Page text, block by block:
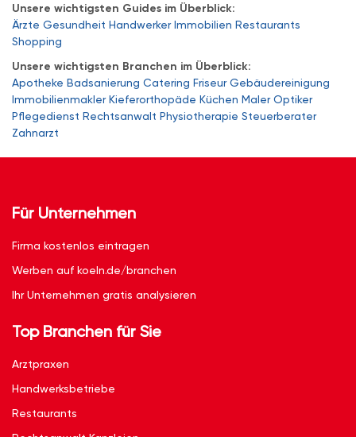
Unsere wichtigsten Guides im Überblick:
Ärzte Gesundheit Handwerker Immobilien Restaurants
Shopping
Unsere wichtigsten Branchen im Überblick:
Apotheke Badsanierung Catering Friseur Gebäudereinigung
Immobilienmakler Kieferorthopäde Küchen Maler Optiker
Pflegedienst Rechtsanwalt Physiotherapie Steuerberater
Zahnarzt
Für Unternehmen
Firma kostenlos eintragen
Werben auf koeln.de/branchen
Ihr Unternehmen gratis analysieren
Top Branchen für Sie
Arztpraxen
Handwerksbetriebe
Restaurants